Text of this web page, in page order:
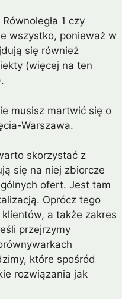
1 czy
wszystko, ponieważ w
się również
(więcej na ten
musisz martwić się o
Warszawa.
skorzystać z
się na niej zbiorcze
ofert. Jest tam
Oprócz tego
a także zakres
przejrzymy
które spośród
rozwiązania jak